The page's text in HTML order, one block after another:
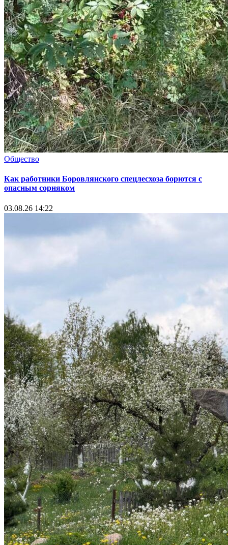
Общество
Как работники Боровлянского спецлесхоза борются с
опасным сорняком
03.08.26 14:22